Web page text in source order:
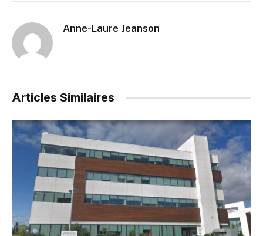
Anne-Laure Jeanson
Articles Similaires